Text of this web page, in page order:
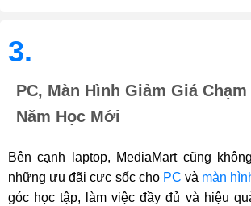
3.
PC, Màn Hình Giảm Giá
Năm Học Mới
Bên cạnh laptop, MediaMart cũng
những ưu đãi cực sốc cho PC và màn
góc học tập, làm việc đầy đủ và hiệu